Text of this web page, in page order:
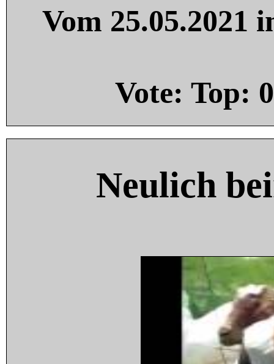
Vom 25.05.2021
Vote: Top: 0
Neulich